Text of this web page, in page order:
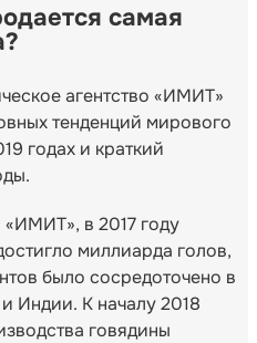
самая
агентство «ИМИТ»
тенденций мирового
годах и краткий
в 2017 году
миллиарда голов,
было сосредоточено в
Индии. К началу 2018
говядины